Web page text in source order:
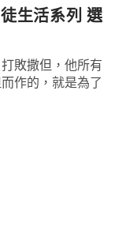
生活系列 選
敗撒但，他所有
作的，就是為了